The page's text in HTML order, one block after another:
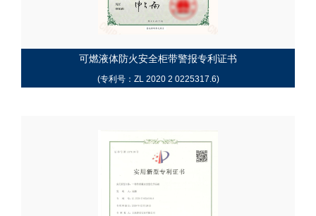
可燃液体防火安全柜带警报专利证书
(专利号：ZL 2020 2 0225317.6)